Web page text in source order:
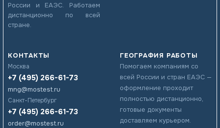
России и ЕАЭС. Работаем
дистанционно по всей
стране.
КОНТАКТЫ
Москва
+7 (495) 266-61-73
mng@mostest.ru
Санкт-Петербург
+7 (495) 266-61-73
order@mostest.ru
ГЕОГРАФИЯ РАБОТЫ
Помогаем компаниям со
всей России и стран ЕАЭС —
оформление проходит
полностью дистанционно,
готовые документы
доставляем курьером.